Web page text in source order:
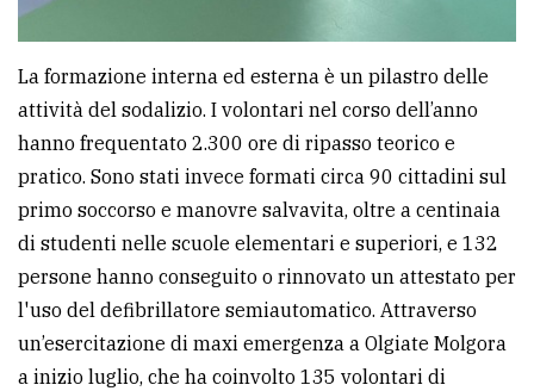
La formazione interna ed esterna è un pilastro delle
attività del sodalizio. I volontari nel corso dell’anno
hanno frequentato 2.300 ore di ripasso teorico e
pratico. Sono stati invece formati circa 90 cittadini sul
primo soccorso e manovre salvavita, oltre a centinaia
di studenti nelle scuole elementari e superiori, e 132
persone hanno conseguito o rinnovato un attestato per
l'uso del defibrillatore semiautomatico. Attraverso
un’esercitazione di maxi emergenza a Olgiate Molgora
a inizio luglio, che ha coinvolto 135 volontari di